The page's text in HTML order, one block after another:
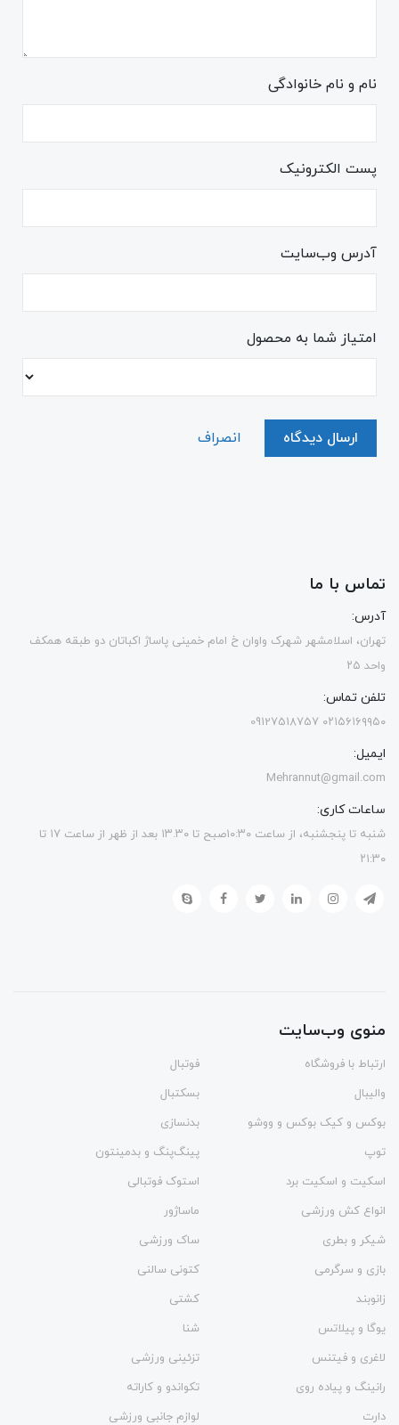
نام و نام خانوادگی
پست الکترونیک
آدرس وب‌سایت
امتیاز شما به محصول
ارسال دیدگاه انصراف
تماس با ما
آدرس:
تهران، اسلامشهر شهرک واوان خ امام خمینی پاساژ اکباتان دو طبقه همکف
واحد ۲۵
تلفن تماس:
۰۲۱۵۶۱۶۹۹۵۰ 09127518757
ایمیل:
Mehrannut@gmail.com
ساعات کاری:
شنبه تا پنجشنبه، از ساعت ۱۰:۳۰صبح تا ۱۳.۳۰ بعد از ظهر از ساعت ۱۷ تا
۲۱:۳۰
منوی وب‌سایت
ارتباط با فروشگاه
فوتبال
والیبال
بسکتبال
بوکس و کیک بوکس و ووشو
بدنسازی
توپ
پینگ‌پنگ و بدمينتون
اسکیت و اسکیت برد
استوک فوتبالی
انواع کش ورزشی
ماساژور
شیکر و بطری
ساک ورزشی
بازی و سرگرمی
کتونی سالنی
زانوبند
کشتی
یوگا و پیلاتس
شنا
لاغری و فیتنس
تزئینی ورزشی
رانینگ و پیاده روی
تکواندو و کاراته
دارت
لوازم جانبی ورزشی